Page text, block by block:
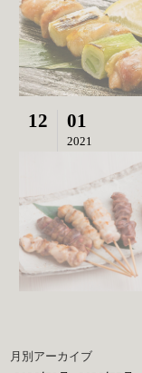
12 01
2021
月別アーカイブ